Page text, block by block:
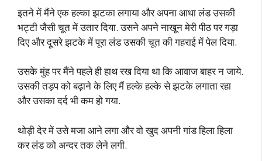
इतने में मैंने एक हल्का झटका लगाया और अपना आधा लंड उसकी
भट्टी जैसी चूत में उतार दिया. उसने अपने नाखून मेरी पीठ पर गड़ा
दिए और दूसरे झटके में पूरा लंड उसकी चूत की गहराई में पेल दिया.
उसके मुंह पर मैंने पहले ही हाथ रख दिया था कि आवाज बाहर न जाये.
उसकी तड़प को बढ़ाने के लिए मैं हल्के हल्के से झटके लगाता रहा
और उसका दर्द भी कम हो गया.
थोड़ी देर में उसे मजा आने लगा और वो खुद अपनी गांड हिला हिला
कर लंड को अन्दर तक लेने लगी.